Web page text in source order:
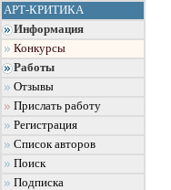
АРТ-КРИТИКА
Информация
Конкурсы
Работы
Отзывы
Прислать работу
Регистрация
Список авторов
Поиск
Подписка